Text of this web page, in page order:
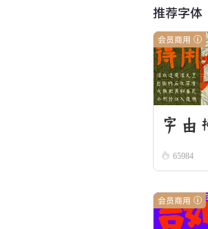
推荐字体
会员商用
字由
65984
会员商用